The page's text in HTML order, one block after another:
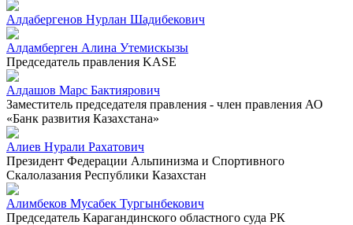
Алдабергенов Нурлан Шадибекович
Алдамберген Алина Утемискызы
Председатель правления KASE
Алдашов Марс Бактиярович
Заместитель председателя правления - член правления АО
«Банк развития Казахстана»
Алиев Нурали Рахатович
Президент Федерации Альпинизма и Спортивного
Скалолазания Республики Казахстан
Алимбеков Мусабек Тургынбекович
Председатель Карагандинского областного суда РК